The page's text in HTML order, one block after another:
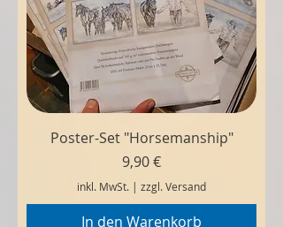
Poster-Set "Horsemanship"
Preis
9,90 €
inkl. MwSt. | zzgl. Versand
In den Warenkorb